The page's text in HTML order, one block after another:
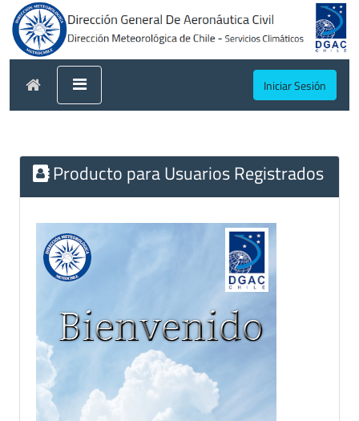
Iniciar Sesión
Producto para Usuarios Registrados